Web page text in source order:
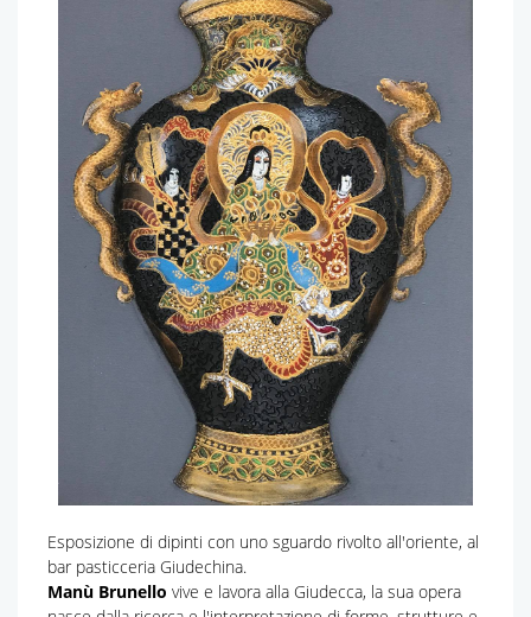
Esposizione di dipinti con uno sguardo rivolto all'oriente, al
bar pasticceria Giudechina.
Manù Brunello vive e lavora alla Giudecca, la sua opera